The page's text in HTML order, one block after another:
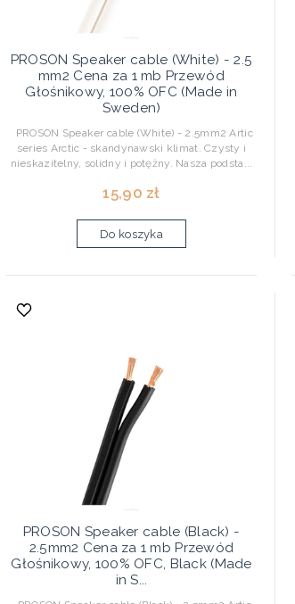
PROSON Speaker cable (White) - 2.5
mm2 Cena za 1 mb Przewód
Głośnikowy, 100% OFC (Made in
Sweden)
PROSON Speaker cable (White) - 2.5mm2 Artic
series Arctic - skandynawski klimat. Czysty i
nieskazitelny, solidny i potężny. Nasza podsta...
15,90 zł
Do koszyka
PROSON Speaker cable (Black) -
2.5mm2 Cena za 1 mb Przewód
Głośnikowy, 100% OFC, Black (Made
in S...